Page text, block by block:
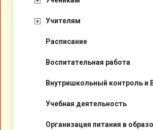
Учителям
Расписание
Воспитательная работа
Внутришкольный контроль и
Учебная деятельность
Организация питания в